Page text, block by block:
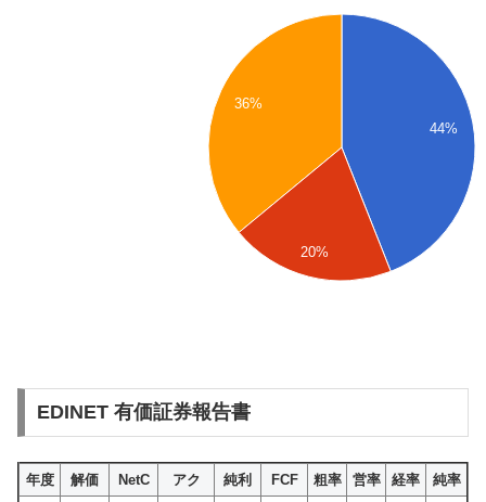
44%
36%
20%
EDINET 有価証券報告書
年度 解価 NetC アク 純利 FCF 粗率 営率 経率
純率